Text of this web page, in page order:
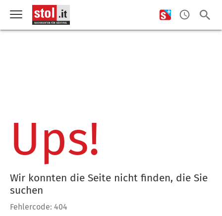
Ups!
Wir konnten die Seite nicht finden, die Sie
suchen
Fehlercode: 404